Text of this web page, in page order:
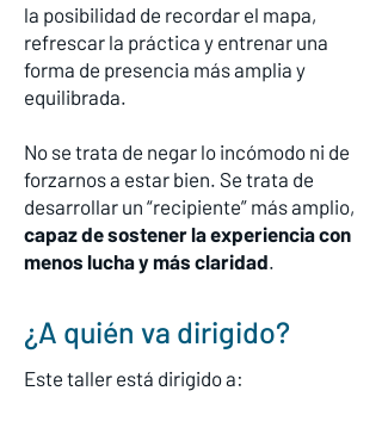
la posibilidad de recordar el mapa,
refrescar la práctica y entrenar una
forma de presencia más amplia y
equilibrada.
No se trata de negar lo incómodo ni de
forzarnos a estar bien. Se trata de
desarrollar un “recipiente” más amplio,
capaz de sostener la experiencia con
menos lucha y más claridad.
¿A quién va dirigido?
​Este taller está dirigido a: